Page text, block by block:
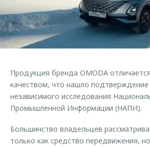
Страхование
Кредитный калькулятор
Аксессуары
Оригинальные аксессуары
Запчасти
Калькулятор трейд-ин
Клиентская поддержка
O&J Автоклуб
Клуб владельцев OMODA
Аксессуары
Одежда и сувениры
Запчасти
Обратная связь
Продукция бренда OMODA
качеством, что нашло подтверждение
независимого исследования
Промышленной Информации (НАПИ).
Большинство владельцев
только как средство передвижения,